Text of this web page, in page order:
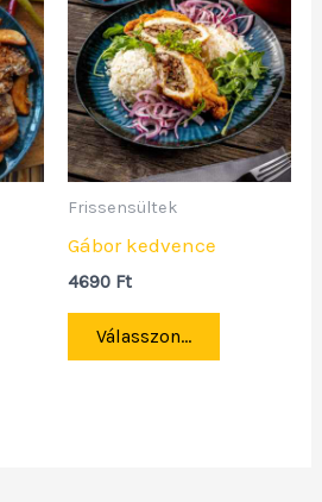
Frissensültek
Gábor kedvence
4690 Ft
Válasszon...